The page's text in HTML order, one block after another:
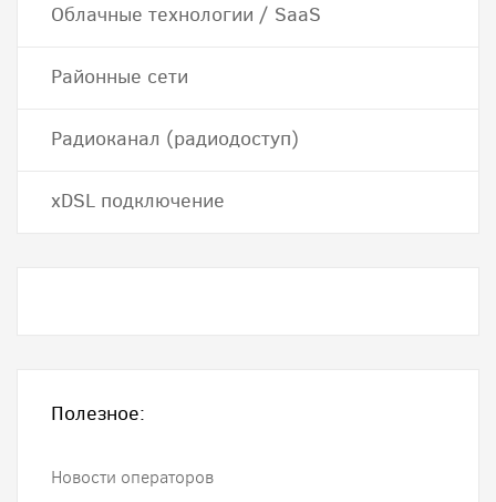
Облачные технологии / SaaS
Районные сети
Радиоканал (радиодоступ)
хDSL подключение
Полезное:
Новости операторов